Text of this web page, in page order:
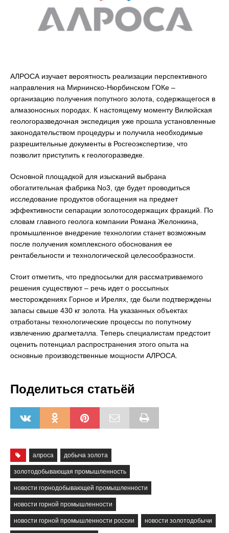
АЛРОСА изучает вероятность реализации перспективного
направления на Мирнинско-Нюрбинском ГОКе –
организацию получения попутного золота, содержащегося в
алмазоносных породах. К настоящему моменту Вилюйская
геологоразведочная экспедиция уже прошла установленные
законодательством процедуры и получила необходимые
разрешительные документы в Росгеоэкспертизе, что
позволит приступить к геологоразведке.
Основной площадкой для изысканий выбрана
обогатительная фабрика No3, где будет проводиться
исследование продуктов обогащения на предмет
эффективности сепарации золотосодержащих фракций. По
словам главного геолога компании Романа Желонкина,
промышленное внедрение технологии станет возможным
после получения комплексного обоснования ее
рентабельности и технологической целесообразности.
Стоит отметить, что предпосылки для рассматриваемого
решения существуют – речь идет о россыпных
месторождениях Горное и Ирелях, где были подтверждены
запасы свыше 430 кг золота. На указанных объектах
отработаны технологические процессы по попутному
извлечению драгметалла. Теперь специалистам предстоит
оценить потенциал распространения этого опыта на
основные производственные мощности АЛРОСА.
Поделиться статьёй
алроса добыча золота
золотодобывающая промышленность
новости горнодобывающей промышленности
новости горной промышленности
новости горной промышленности россии новости золотодобычи